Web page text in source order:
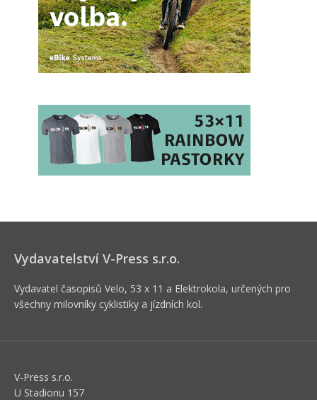
Vydavatelství V-Press s.r.o.
Vydavatel časopisů Velo, 53 x 11 a Elektrokola, určených pro
všechny milovníky cyklistiky a jízdních kol.
V-Press s.r.o.
U Stadionu 157